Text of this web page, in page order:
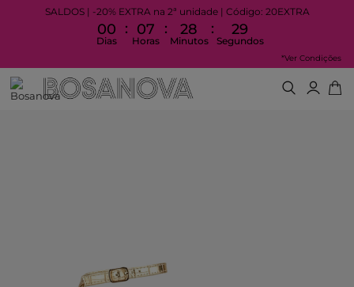
SALDOS | -20% EXTRA na 2ª unidade | Código: 20EXTRA
00
Dias
: 07
Horas
: 28
Minutos
: 29
Segundos
*Ver Condições